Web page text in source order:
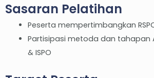
Sasaran Pelatihan
Peserta mempertimbangkan
Partisipasi metoda dan tahapan
& ISPO